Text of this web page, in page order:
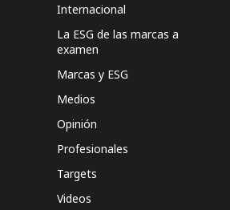
Internacional
La ESG de las marcas a
examen
Marcas y ESG
Medios
Opinión
Profesionales
Targets
Videos